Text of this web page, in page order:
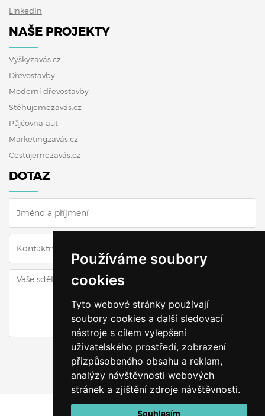
Používáme soubory
cookies
Tyto webové stránky používají
soubory cookies a další sledovací
nástroje s cílem vylepšení
uživatelského prostředí, zobrazení
přizpůsobeného obsahu a reklam,
analýzy návštěvnosti webových
stránek a zjištění zdroje návštěvnosti.
Souhlasím
LinkedIn
NAŠE PROJEKTY
Výškyzavás.cz
Dřevostavby
Moderní dřevostavby
Stěhujemezavás.cz
Půjčovna aut
Marketingzavás.cz
Cestujemezavás.cz
DOTAZ
ODESLAT DOTAZ